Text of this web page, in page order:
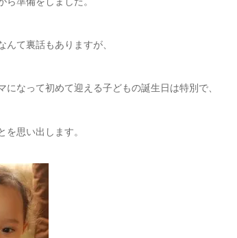
て裏話もありますが、
なって初めて迎える子どもの誕生日は特別で、
思い出します。